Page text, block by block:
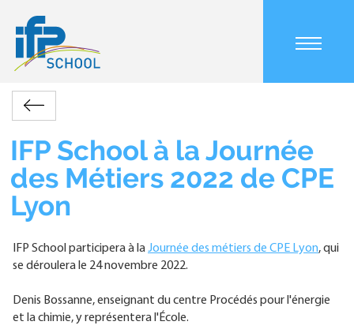
Main
navigation
mobile
Fil
d'Ariane
Accueil
Actualités
Retour
la
Journée
des
de
CPE
IFP School à la Journée
des Métiers 2022 de CPE
Lyon
IFP School participera à laJournée des métiers de CPE Lyon, qui
se déroulera le 24 novembre 2022.
Denis Bossanne, enseignant du centre Procédés pour l'énergie
et la chimie, y représentera l'École.